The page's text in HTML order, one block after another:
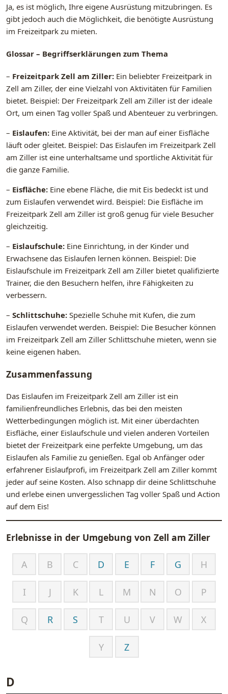
Ja, es ist möglich, Ihre eigene Ausrüstung mitzubringen. Es
gibt jedoch auch die Möglichkeit, die benötigte Ausrüstung
im Freizeitpark zu mieten.
Glossar – Begriffserklärungen zum Thema
– Freizeitpark Zell am Ziller: Ein beliebter Freizeitpark in
Zell am Ziller, der eine Vielzahl von Aktivitäten für Familien
bietet. Beispiel: Der Freizeitpark Zell am Ziller ist der ideale
Ort, um einen Tag voller Spaß und Abenteuer zu verbringen.
– Eislaufen: Eine Aktivität, bei der man auf einer Eisfläche
läuft oder gleitet. Beispiel: Das Eislaufen im Freizeitpark Zell
am Ziller ist eine unterhaltsame und sportliche Aktivität für
die ganze Familie.
– Eisfläche: Eine ebene Fläche, die mit Eis bedeckt ist und
zum Eislaufen verwendet wird. Beispiel: Die Eisfläche im
Freizeitpark Zell am Ziller ist groß genug für viele Besucher
gleichzeitig.
– Eislaufschule: Eine Einrichtung, in der Kinder und
Erwachsene das Eislaufen lernen können. Beispiel: Die
Eislaufschule im Freizeitpark Zell am Ziller bietet qualifizierte
Trainer, die den Besuchern helfen, ihre Fähigkeiten zu
verbessern.
– Schlittschuhe: Spezielle Schuhe mit Kufen, die zum
Eislaufen verwendet werden. Beispiel: Die Besucher können
im Freizeitpark Zell am Ziller Schlittschuhe mieten, wenn sie
keine eigenen haben.
Zusammenfassung
Das Eislaufen im Freizeitpark Zell am Ziller ist ein
familienfreundliches Erlebnis, das bei den meisten
Wetterbedingungen möglich ist. Mit einer überdachten
Eisfläche, einer Eislaufschule und vielen anderen Vorteilen
bietet der Freizeitpark eine perfekte Umgebung, um das
Eislaufen als Familie zu genießen. Egal ob Anfänger oder
erfahrener Eislaufprofi, im Freizeitpark Zell am Ziller kommt
jeder auf seine Kosten. Also schnapp dir deine Schlittschuhe
und erlebe einen unvergesslichen Tag voller Spaß und Action
auf dem Eis!
Erlebnisse in der Umgebung von Zell am Ziller
A B C D E F G H
I J K L M N O P
Q R S T U V W X
Y Z
D